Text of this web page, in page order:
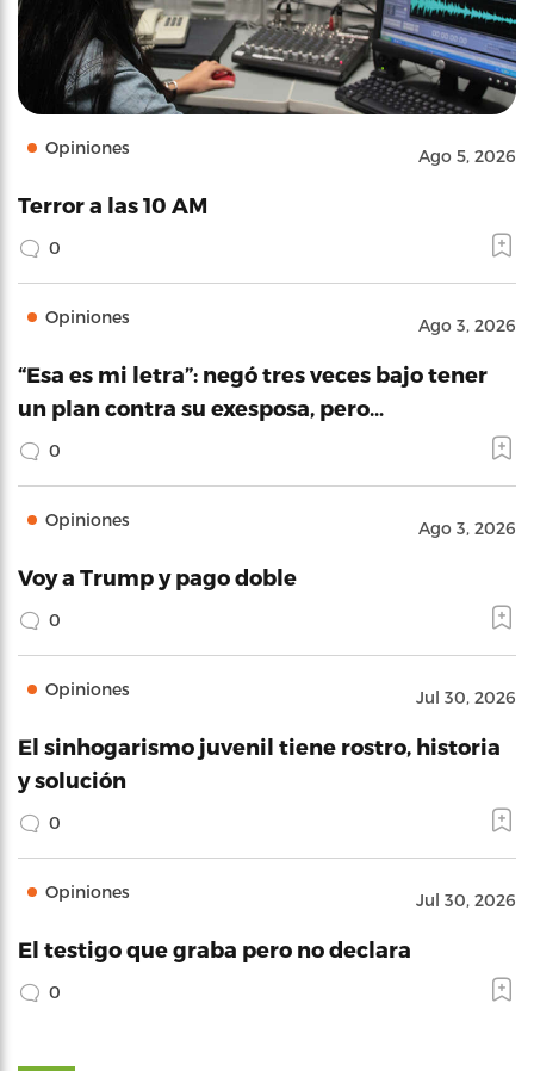
Opiniones Ago 5, 2026
Terror a las 10 AM
0
Opiniones Ago 3, 2026
“Esa es mi letra”: negó tres veces bajo tener
un plan contra su exesposa, pero…
0
Opiniones Ago 3, 2026
Voy a Trump y pago doble
0
Opiniones Jul 30, 2026
El sinhogarismo juvenil tiene rostro, historia
y solución
0
Opiniones Jul 30, 2026
El testigo que graba pero no declara
0